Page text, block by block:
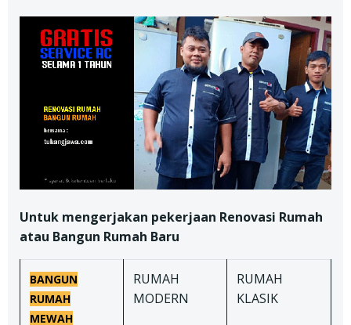
Untuk mengerjakan pekerjaan Renovasi Rumah
atau Bangun Rumah Baru
BANGUN
RUMAH
MEWAH
RUMAH
MODERN
RUMAH
KLASIK